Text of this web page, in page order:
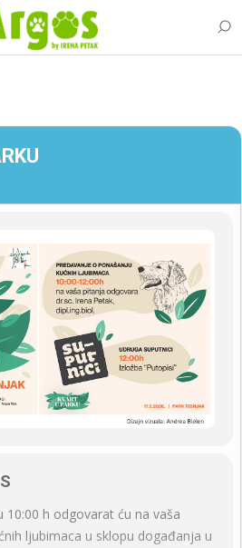
10:00 h odgovarat ću na vaša
ljubimaca u sklopu događanja u